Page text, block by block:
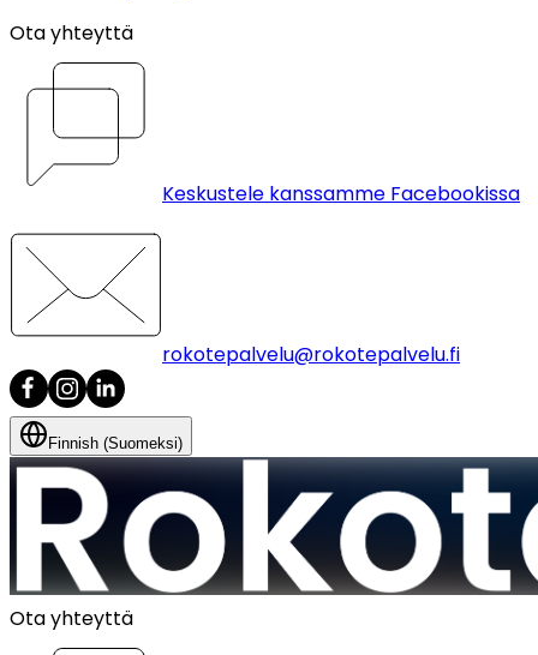
Ota yhteyttä
Keskustele kanssamme Facebookissa
rokotepalvelu@rokotepalvelu.fi
Finnish (Suomeksi)
Ota yhteyttä